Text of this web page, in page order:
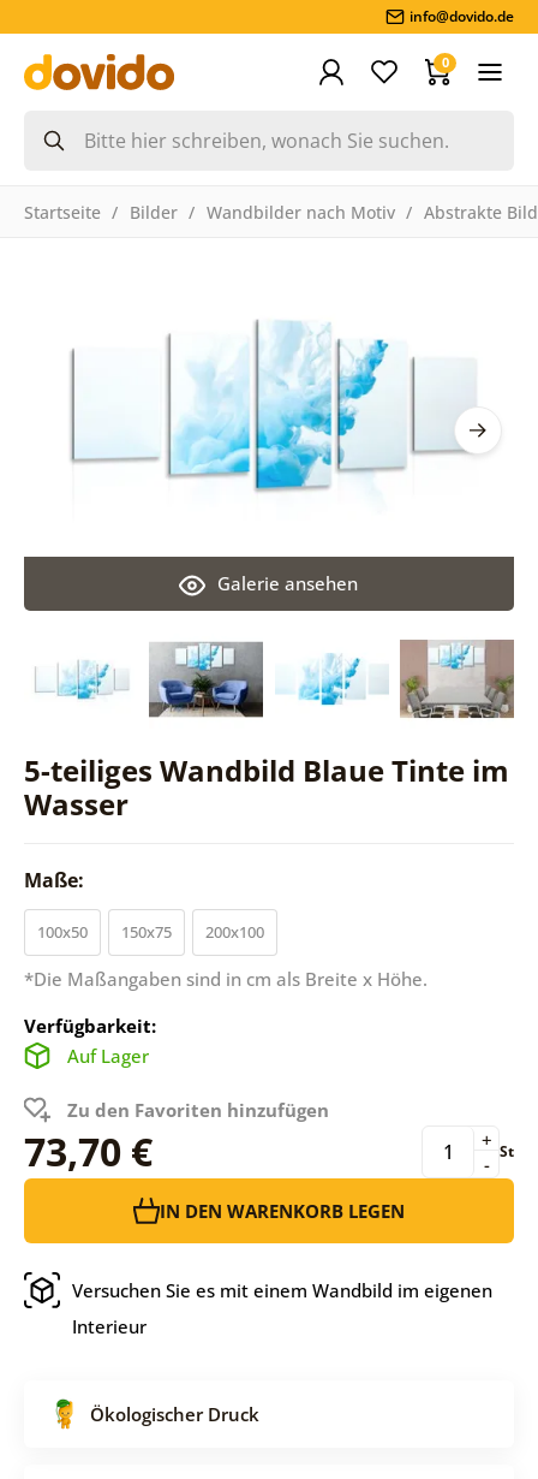
info@dovido.de
0
Startseite Bilder Wandbilder nach Motiv Abstrakte
5-teiliges Wandbild Blaue Tinte im
Wasser
Galerie ansehen
Maße:
100x50 150x75 200x100
*Die Maßangaben sind in cm als Breite x Höhe.
Verfügbarkeit:
Auf Lager
Zu den Favoriten hinzufügen
73,70 € -
+ St
IN DEN WARENKORB LEGEN
Versuchen Sie es mit einem Wandbild im eigenen
Interieur
Ökologischer Druck